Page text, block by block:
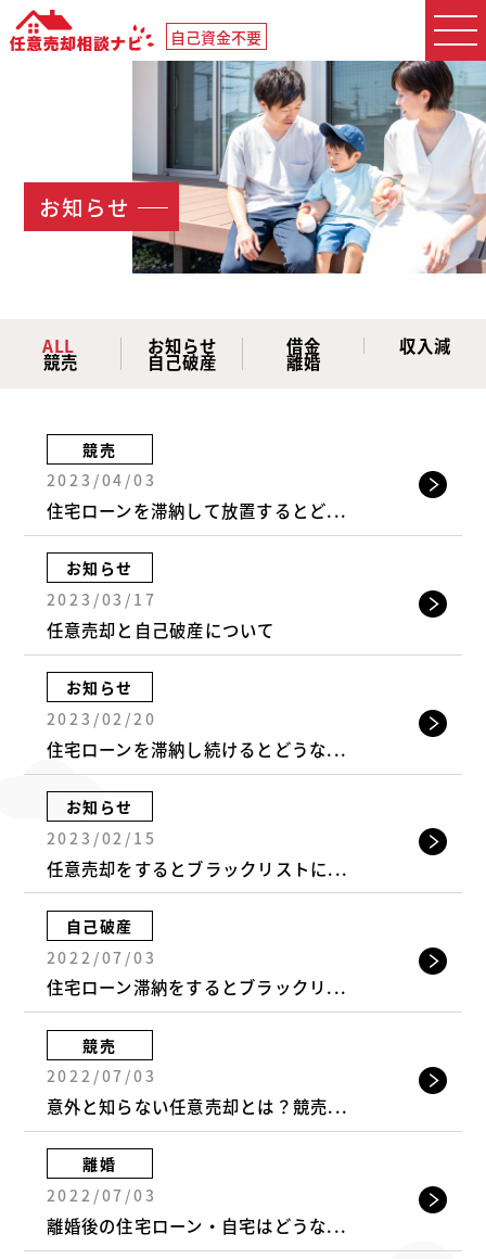
自己資金不要
お知らせ
ALL お知らせ 借金 収入減
競売 自己破産 離婚
競売
2023/04/03
住宅ローンを滞納して放置するとど...
お知らせ
2023/03/17
任意売却と自己破産について
お知らせ
2023/02/20
住宅ローンを滞納し続けるとどうな...
お知らせ
2023/02/15
任意売却をするとブラックリストに...
自己破産
2022/07/03
住宅ローン滞納をするとブラックリ...
競売
2022/07/03
意外と知らない任意売却とは？競売...
離婚
2022/07/03
離婚後の住宅ローン・自宅はどうな...